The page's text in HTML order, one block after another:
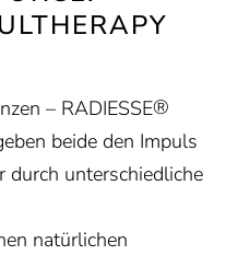
– RADIESSE®
beide den Impuls
durch unterschiedliche
natürlichen